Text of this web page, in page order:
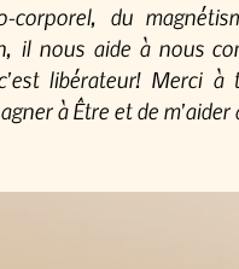
corporel, du
il nous aide à nous
libérateur! Merci à
à Être et de m'aider